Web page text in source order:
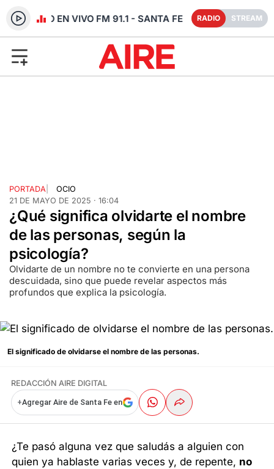
RADIO EN VIVO FM 91.1 - SANTA FE RADIO STREAM
PORTADA
OCIO
21 DE MAYO DE 2025 · 16:04
¿Qué significa olvidarte el nombre
de las personas, según la
psicología?
Olvidarte de un nombre no te convierte en una persona
descuidada, sino que puede revelar aspectos más
profundos que explica la psicología.
El significado de olvidarse el nombre de las personas.
REDACCIÓN AIRE DIGITAL
+Agregar Aire de Santa Fe en
¿Te pasó alguna vez que saludás a alguien con
quien ya hablaste varias veces y, de repente, no